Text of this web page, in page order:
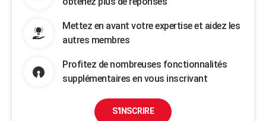
Mettez en avant votre expertise et aidez les
autres membres
Profitez de nombreuses fonctionnalités
supplémentaires en vous inscrivant
S'INSCRIRE